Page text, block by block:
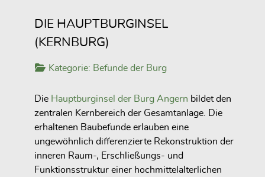
DIE HAUPTBURGINSEL
(KERNBURG)
Kategorie: Befunde der Burg
Die Hauptburginsel der Burg Angern bildet den
zentralen Kernbereich der Gesamtanlage. Die
erhaltenen Baubefunde erlauben eine
ungewöhnlich differenzierte Rekonstruktion der
inneren Raum-, Erschließungs- und
Funktionsstruktur einer hochmittelalterlichen